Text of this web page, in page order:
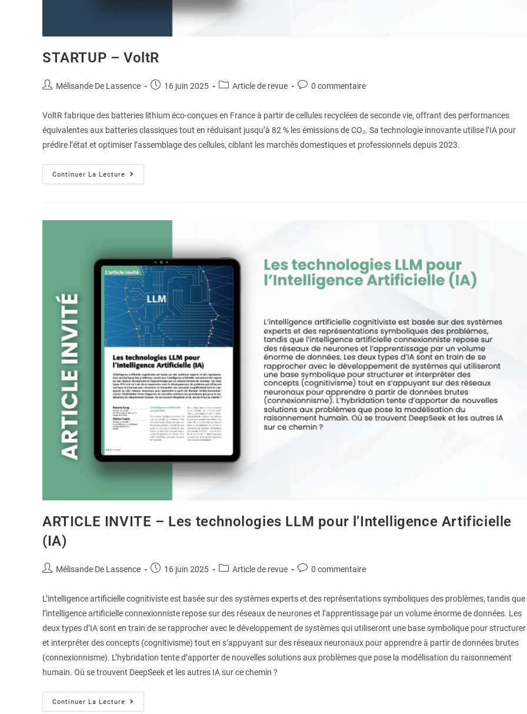
STARTUP – VoltR
Mélisande De Lassence 16 juin 2025 Article de revue 0 commentaire
VoltR fabrique des batteries lithium éco-conçues en France à partir de cellules recyclées de seconde vie, offrant des performances
équivalentes aux batteries classiques tout en réduisant jusqu’à 82 % les émissions de CO₂. Sa technologie innovante utilise l’IA pour
prédire l’état et optimiser l’assemblage des cellules, ciblant les marchés domestiques et professionnels depuis 2023.
Continuer La Lecture
ARTICLE INVITE – Les technologies LLM pour l’Intelligence Artificielle
(IA)
Mélisande De Lassence 16 juin 2025 Article de revue 0 commentaire
L’intelligence artificielle cognitiviste est basée sur des systèmes experts et des représentations symboliques des problèmes, tandis que
l’intelligence artificielle connexionniste repose sur des réseaux de neurones et l’apprentissage par un volume énorme de données. Les
deux types d’IA sont en train de se rapprocher avec le développement de systèmes qui utiliseront une base symbolique pour structurer
et interpréter des concepts (cognitivisme) tout en s’appuyant sur des réseaux neuronaux pour apprendre à partir de données brutes
(connexionnisme). L’hybridation tente d’apporter de nouvelles solutions aux problèmes que pose la modélisation du raisonnement
humain. Où se trouvent DeepSeek et les autres IA sur ce chemin ?
Continuer La Lecture